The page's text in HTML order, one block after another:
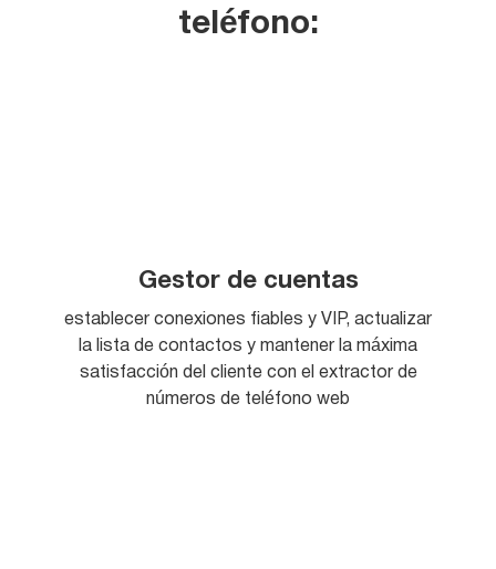
teléfono:
Gestor de cuentas
establecer conexiones fiables y VIP, actualizar
la lista de contactos y mantener la máxima
satisfacción del cliente con el extractor de
números de teléfono web